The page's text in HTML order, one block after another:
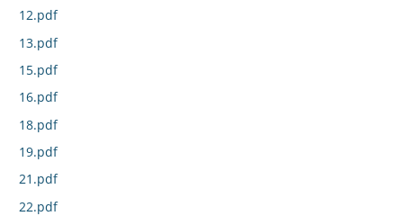
12.pdf
13.pdf
15.pdf
16.pdf
18.pdf
19.pdf
21.pdf
22.pdf